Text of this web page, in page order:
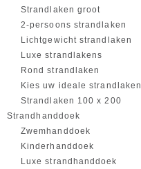
Strandlaken groot
2-persoons strandlaken
Lichtgewicht strandlaken
Luxe strandlakens
Rond strandlaken
Kies uw ideale strandlaken
Strandlaken 100 x 200
Strandhanddoek
Zwemhanddoek
Kinderhanddoek
Luxe strandhanddoek